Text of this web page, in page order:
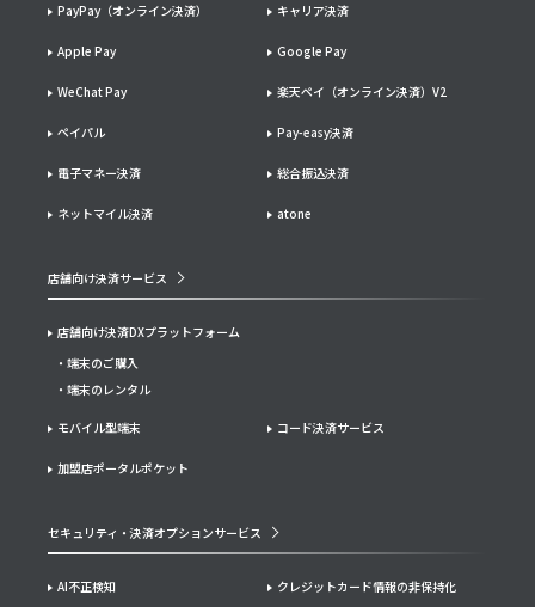
ペイパル
Apple Pay
PayPay（オンライン決済） キャリア決済
WeChat Pay 楽天ペイ（オンライン決済）V2
Google Pay
Pay-easy決済
電子マネー決済 総合振込決済
ネットマイル決済 atone
セキュリティ・決済オプションサービス
AI不正検知 クレジットカード情報の非保持化
店舗向け決済サービス
店舗向け決済DXプラットフォーム
端末のご購入
端末のレンタル
モバイル型端末 コード決済サービス
加盟店ポータルポケット